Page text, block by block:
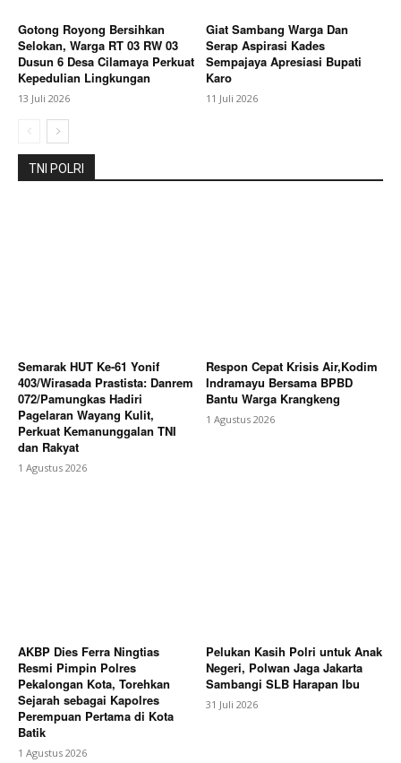
SUBSCRIBE NOW
Company
Berita Lainnya Bupati Karo Serahkan 1,2 Juta Benih
Kopi Arabika untuk 259 Kelompok Tani.
Gotong Royong Bersihkan
Selokan, Warga RT 03 RW 03
Dusun 6 Desa Cilamaya Perkuat
Kepedulian Lingkungan
13 Juli 2026
Giat Sambang Warga Dan
Serap Aspirasi Kades
Sempajaya Apresiasi Bupati
Karo
11 Juli 2026
TNI POLRI
Semarak HUT Ke-61 Yonif
403/Wirasada Prastista: Danrem
072/Pamungkas Hadiri
Pagelaran Wayang Kulit,
Perkuat Kemanunggalan TNI
dan Rakyat
1 Agustus 2026
Respon Cepat Krisis Air,Kodim
Indramayu Bersama BPBD
Bantu Warga Krangkeng
1 Agustus 2026
AKBP Dies Ferra Ningtias
Resmi Pimpin Polres
Pekalongan Kota, Torehkan
Sejarah sebagai Kapolres
Perempuan Pertama di Kota
Batik
1 Agustus 2026
Pelukan Kasih Polri untuk Anak
Negeri, Polwan Jaga Jakarta
Sambangi SLB Harapan Ibu
31 Juli 2026